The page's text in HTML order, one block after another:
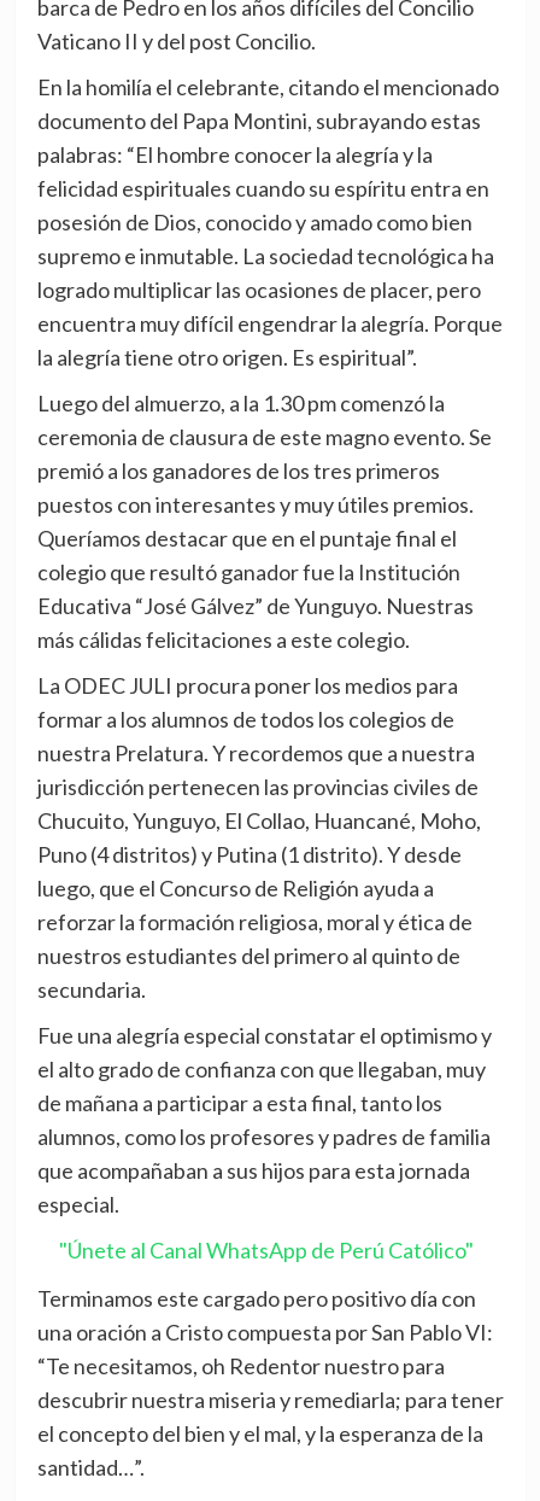
barca de Pedro en los años difíciles del Concilio
Vaticano II y del post Concilio.
En la homilía el celebrante, citando el mencionado
documento del Papa Montini, subrayando estas
palabras: “El hombre conocer la alegría y la
felicidad espirituales cuando su espíritu entra en
posesión de Dios, conocido y amado como bien
supremo e inmutable. La sociedad tecnológica ha
logrado multiplicar las ocasiones de placer, pero
encuentra muy difícil engendrar la alegría. Porque
la alegría tiene otro origen. Es espiritual”.
Luego del almuerzo, a la 1.30 pm comenzó la
ceremonia de clausura de este magno evento. Se
premió a los ganadores de los tres primeros
puestos con interesantes y muy útiles premios.
Queríamos destacar que en el puntaje final el
colegio que resultó ganador fue la Institución
Educativa “José Gálvez” de Yunguyo. Nuestras
más cálidas felicitaciones a este colegio.
La ODEC JULI procura poner los medios para
formar a los alumnos de todos los colegios de
nuestra Prelatura. Y recordemos que a nuestra
jurisdicción pertenecen las provincias civiles de
Chucuito, Yunguyo, El Collao, Huancané, Moho,
Puno (4 distritos) y Putina (1 distrito). Y desde
luego, que el Concurso de Religión ayuda a
reforzar la formación religiosa, moral y ética de
nuestros estudiantes del primero al quinto de
secundaria.
Fue una alegría especial constatar el optimismo y
el alto grado de confianza con que llegaban, muy
de mañana a participar a esta final, tanto los
alumnos, como los profesores y padres de familia
que acompañaban a sus hijos para esta jornada
especial.
"Únete al Canal WhatsApp de Perú Católico"
Terminamos este cargado pero positivo día con
una oración a Cristo compuesta por San Pablo VI:
“Te necesitamos, oh Redentor nuestro para
descubrir nuestra miseria y remediarla; para tener
el concepto del bien y el mal, y la esperanza de la
santidad…”.